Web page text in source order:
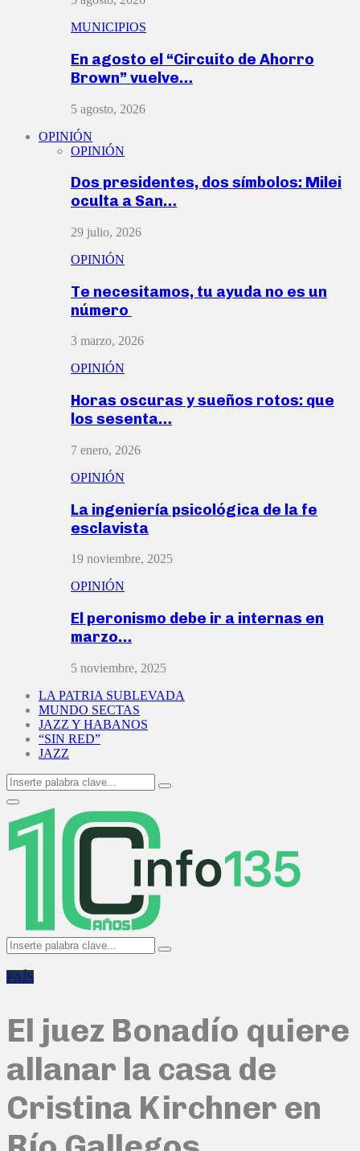
MUNICIPIOS
En agosto el “Circuito de Ahorro
Brown” vuelve…
5 agosto, 2026
OPINIÓN
OPINIÓN
Dos presidentes, dos símbolos: Milei
oculta a San…
29 julio, 2026
OPINIÓN
Te necesitamos, tu ayuda no es un
número
3 marzo, 2026
OPINIÓN
Horas oscuras y sueños rotos: que
los sesenta…
7 enero, 2026
OPINIÓN
La ingeniería psicológica de la fe
esclavista
19 noviembre, 2025
OPINIÓN
El peronismo debe ir a internas en
marzo…
5 noviembre, 2025
LA PATRIA SUBLEVADA
MUNDO SECTAS
JAZZ Y HABANOS
“SIN RED”
JAZZ
Search
for:
Search
Primary
Menu
Search
for:
Search
PAÍS
El juez Bonadío quiere
allanar la casa de
Cristina Kirchner en